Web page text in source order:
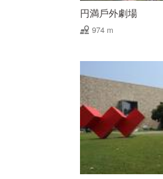
円満戶外劇場
974 m